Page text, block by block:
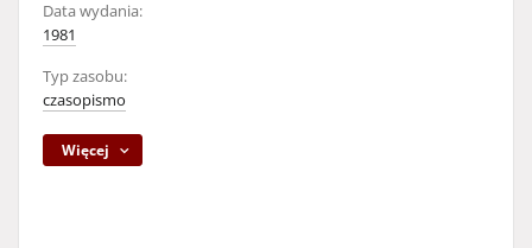
Data wydania:
1981
Typ zasobu:
czasopismo
Więcej